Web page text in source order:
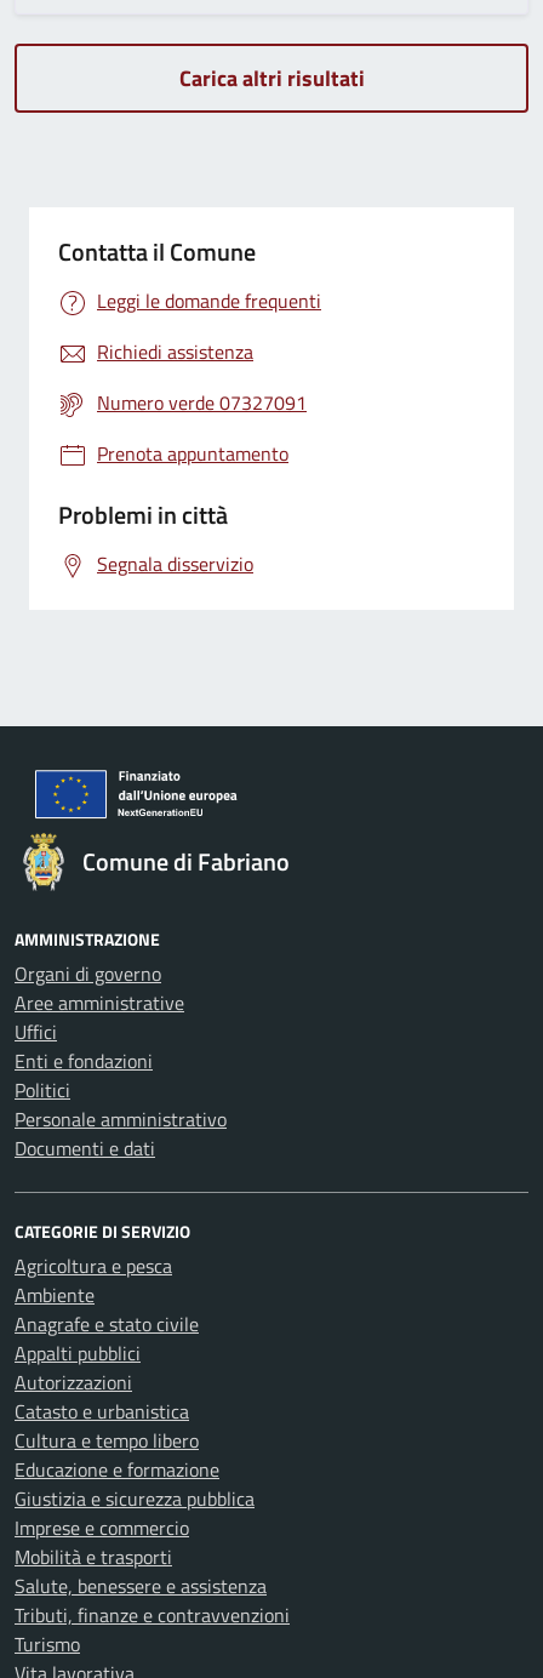
Carica altri risultati
Contatta il Comune
Leggi le domande frequenti
Richiedi assistenza
Numero verde 07327091
Prenota appuntamento
Problemi in città
Segnala disservizio
Comune di Fabriano
AMMINISTRAZIONE
Organi di governo
Aree amministrative
Uffici
Enti e fondazioni
Politici
Personale amministrativo
Documenti e dati
CATEGORIE DI SERVIZIO
Agricoltura e pesca
Ambiente
Anagrafe e stato civile
Appalti pubblici
Autorizzazioni
Catasto e urbanistica
Cultura e tempo libero
Educazione e formazione
Giustizia e sicurezza pubblica
Imprese e commercio
Mobilità e trasporti
Salute, benessere e assistenza
Tributi, finanze e contravvenzioni
Turismo